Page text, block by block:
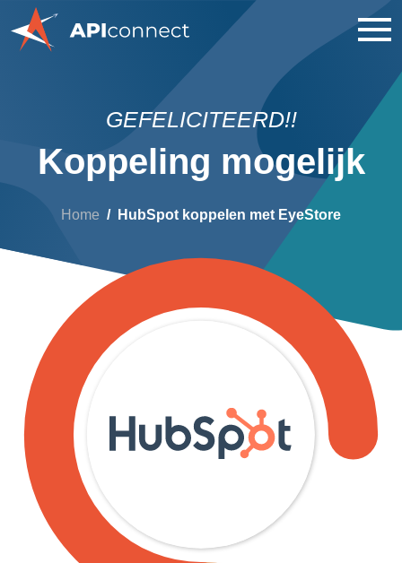
GEFELICITEERD!!
Koppeling mogelijk
Home HubSpot koppelen met EyeStore